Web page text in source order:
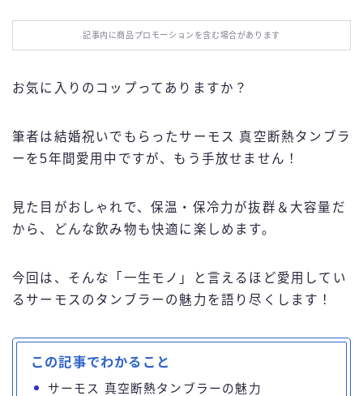
お役立ち情報
ふるさと納税
ブログ技術
記事内に商品プロモーションを含む場合があります
お気に入りのコップってありますか？
筆者は結婚祝いでもらったサーモス 真空断熱タンブラ
ーを5年間愛用中ですが、もう手放せません！
見た目がおしゃれで、保温・保冷力が抜群＆大容量だ
から、どんな飲み物も快適に楽しめます。
今回は、そんな「一生モノ」と言えるほど愛用してい
るサーモスのタンブラーの魅力を語り尽くします！
この記事でわかること
サーモス 真空断熱タンブラーの魅力